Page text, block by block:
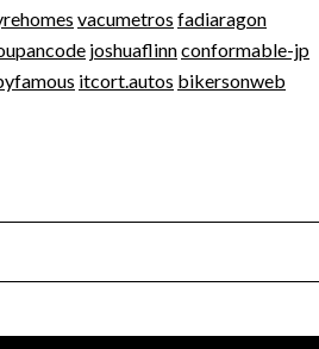
vacumetros fadiaragon
joshuaflinnconformable-jp
itcort.autos bikersonweb